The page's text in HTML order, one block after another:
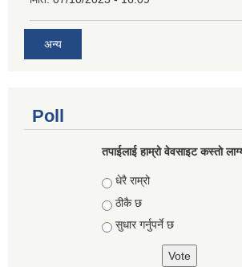
अन्य
Poll
तपाईलाई हाम्रो वेवसाइट कस्ताे
Choices
धेरै राम्रो
ठीकै छ
सुधार गर्नुपर्ने छ